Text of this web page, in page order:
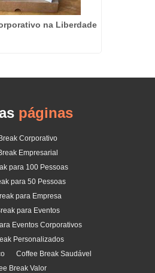
na Liberdade
páginas
Corporativo
Empresarial
para 100 Pessoas
para 50 Pessoas
para Empresa
para Eventos
Eventos Corporativos
Personalizados
Coffee Break Saudável
Break Valor